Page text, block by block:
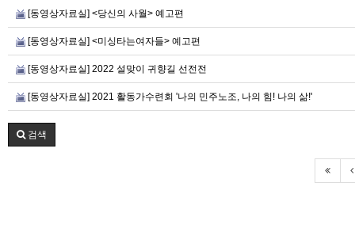
[동영상자료실] <당신의 사월> 예고편
[동영상자료실] <미싱타는여자들> 예고편
[동영상자료실] 2022 설맞이 귀향길 선전전
[동영상자료실] 2021 활동가수련회 '나의 민주노조, 나의 힘! 나의 삶!'
검색